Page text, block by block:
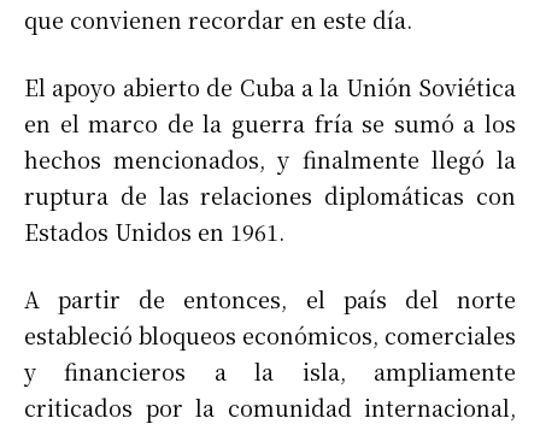
que convienen recordar en este día.
El apoyo abierto de Cuba a la Unión Soviética
en el marco de la guerra fría se sumó a los
hechos mencionados, y finalmente llegó la
ruptura de las relaciones diplomáticas con
Estados Unidos en 1961.
A partir de entonces, el país del norte
estableció bloqueos económicos, comerciales
y financieros a la isla, ampliamente
criticados por la comunidad internacional,